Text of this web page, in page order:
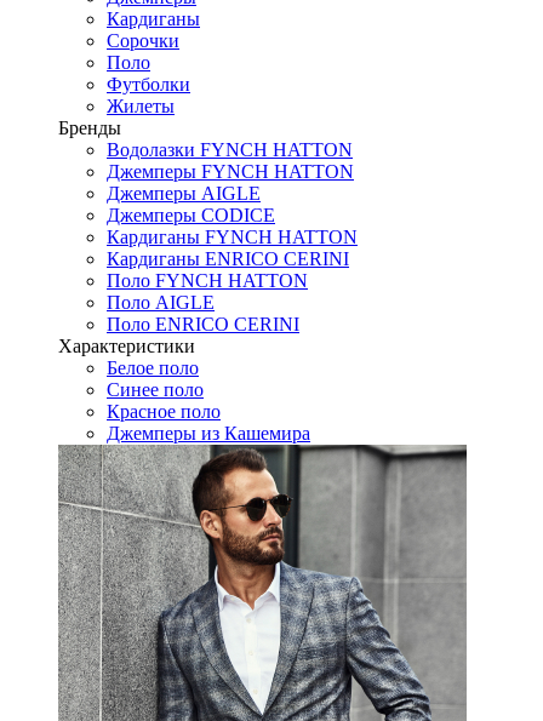
Кардиганы
Сорочки
Поло
Футболки
Жилеты
Бренды
Водолазки FYNCH HATTON
Джемперы FYNCH HATTON
Джемперы AIGLE
Джемперы CODICE
Кардиганы FYNCH HATTON
Кардиганы ENRICO CERINI
Поло FYNCH HATTON
Поло AIGLE
Поло ENRICO CERINI
Характеристики
Белое поло
Синее поло
Красное поло
Джемперы из Кашемира